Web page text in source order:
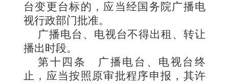
台变更台标的，应当经国务院广播电
视行政部门批准。
广播电台、电视台不得出租、转让
播出时段。
第十四条
广播电台、电视台终
止 ，应当按照原审批程序申报，其许